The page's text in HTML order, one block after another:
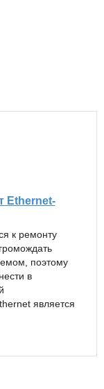
Ethernet-
к ремонту
поэтому
в
является